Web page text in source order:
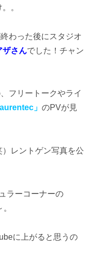
。
わった後にスタジオ
ザさんでした！チャン
フリートークやライ
」 のPVが見
レントゲン写真を公
ラーコーナーの
に上がると思うの